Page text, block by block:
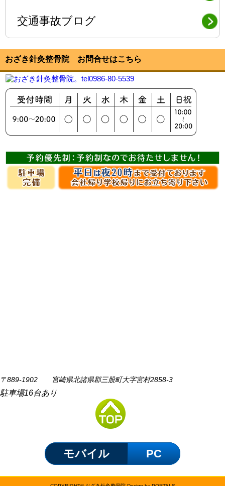
交通事故ブログ
おざき針灸整骨院 お問合せはこちら
〒889-1902 宮崎県北諸県郡三股町大字宮村2858-3
駐車場16台あり
モバイル PC